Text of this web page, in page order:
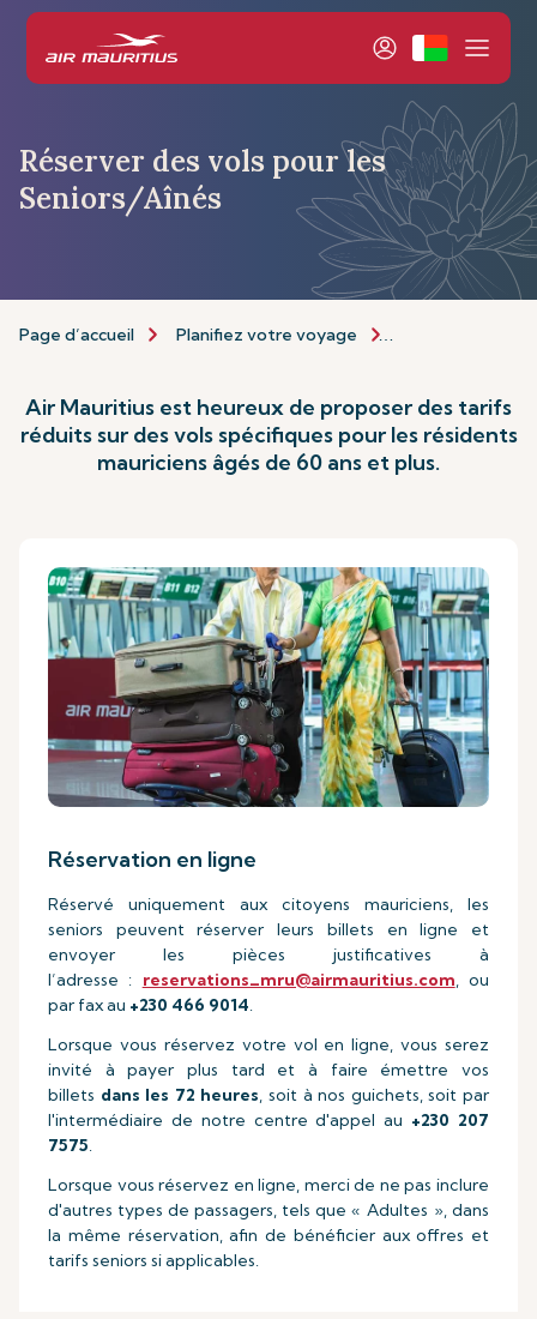
Réserver des vols pour les
Seniors/Aînés
Page d’accueil Planifiez votre voyage
Air Mauritius est heureux de proposer des tarifs
réduits sur des vols spécifiques pour les résidents
mauriciens âgés de 60 ans et plus.
Réservation en ligne
Réservé uniquement aux citoyens mauriciens, les
seniors peuvent réserver leurs billets en ligne et
envoyer les pièces justificatives à
l’adresse : reservations_mru@airmauritius.com, ou
par fax au +230 466 9014.
Lorsque vous réservez votre vol en ligne, vous serez
invité à payer plus tard et à faire émettre vos
billets dans les 72 heures, soit à nos guichets, soit par
l'intermédiaire de notre centre d'appel au +230 207
7575.
Lorsque vous réservez en ligne, merci de ne pas inclure
d'autres types de passagers, tels que « Adultes », dans
la même réservation, afin de bénéficier aux offres et
tarifs seniors si applicables.